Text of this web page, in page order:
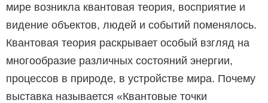
мире возникла квантовая теория, восприятие и
видение объектов, людей и событий поменялось.
Квантовая теория раскрывает особый взгляд на
многообразие различных состояний энергии,
процессов в природе, в устройстве мира. Почему
выставка называется «Квантовые точки